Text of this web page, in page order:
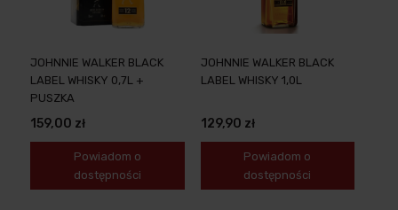
JOHNNIE WALKER BLACK
LABEL WHISKY 0,7L +
PUSZKA
159,00 zł
Powiadom o
dostępności
JOHNNIE WALKER BLACK
LABEL WHISKY 1,0L
129,90 zł
Powiadom o
dostępności